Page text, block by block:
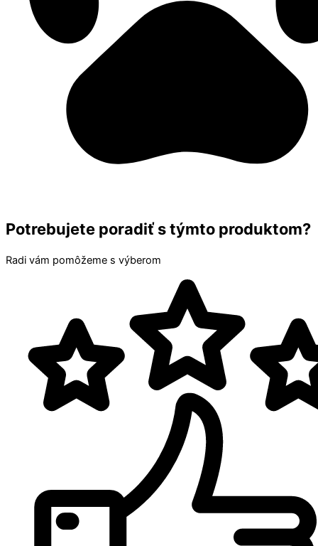
Potrebujete poradiť s týmto produktom?
Radi vám pomôžeme s výberom